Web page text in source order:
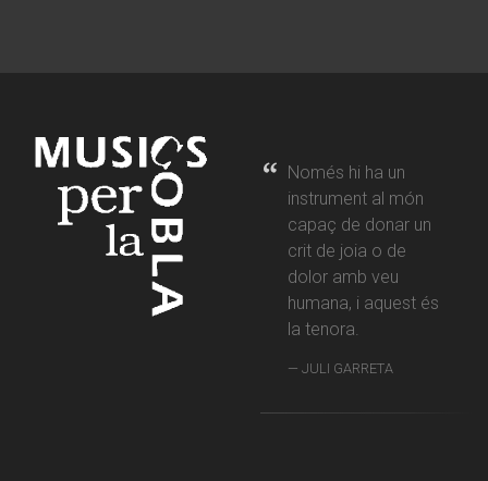
Només hi ha un
instrument al món
capaç de donar un
crit de joia o de
dolor amb veu
humana, i aquest és
la tenora.
JULI GARRETA